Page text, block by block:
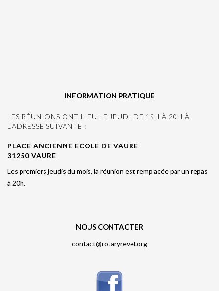
INFORMATION PRATIQUE
LES RÉUNIONS ONT LIEU LE JEUDI DE 19H À 20H À
L’ADRESSE SUIVANTE :
PLACE ANCIENNE ECOLE DE VAURE
31250 VAURE
Les premiers jeudis du mois, la réunion est remplacée par un repas
à 20h.
NOUS CONTACTER
contact@rotaryrevel.org